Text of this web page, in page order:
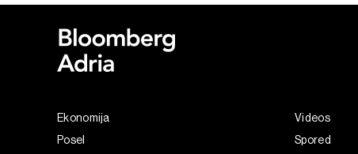
Ekonomija
Posel
Videos
Spored